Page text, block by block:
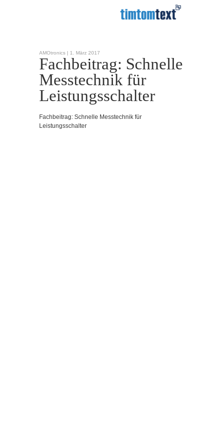
AMOtronics | 1. März 2017
Fachbeitrag: Schnelle
Messtechnik für
Leistungsschalter
Fachbeitrag: Schnelle Messtechnik für
Leistungsschalter